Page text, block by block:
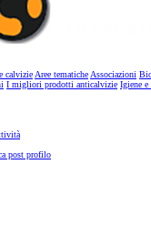
calvizieAree tematicheAssociazioni
I migliori prodotti anticalvizie Igiene e
post profilo